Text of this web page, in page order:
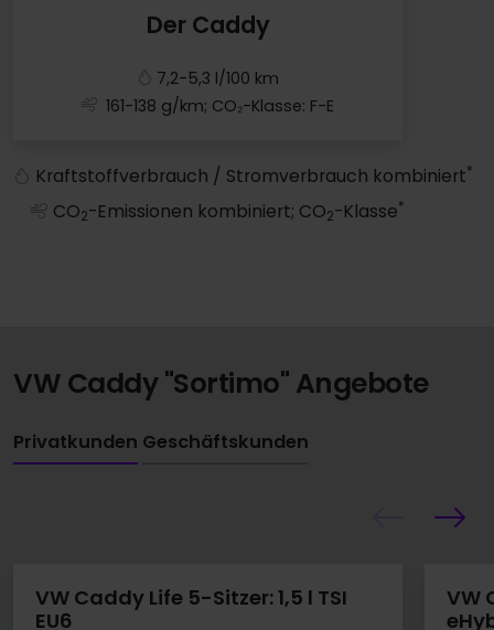
Der Caddy
7,2-5,3 l/100 km
161-138 g/km; CO₂-Klasse: F-E
Kraftstoffverbrauch / Stromverbrauch kombiniert*
CO2-Emissionen kombiniert; CO2-Klasse*
VW Caddy "Sortimo" Angebote
Privatkunden Geschäftskunden
VW Caddy Life 5-Sitzer: 1,5 l TSI
EU6
VW